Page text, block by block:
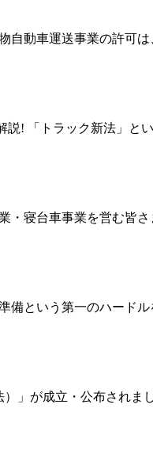
自動車運送事業の許可
! 「トラック新法」と
・寝台車事業を営む皆
備という第一のハード
」が成立・公布されま